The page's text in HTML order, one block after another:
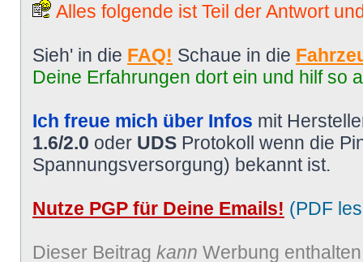
Alles folgende ist Teil der Antwort
Sieh' in die FAQ! Schaue in die
Deine Erfahrungen dort ein und hilf so
Ich freue mich über Infos mit
1.6/2.0 oder UDS Protokoll wenn die
Spannungsversorgung) bekannt ist.
Nutze PGP für Deine Emails! (PDF
Dieser Beitrag kann Werbung